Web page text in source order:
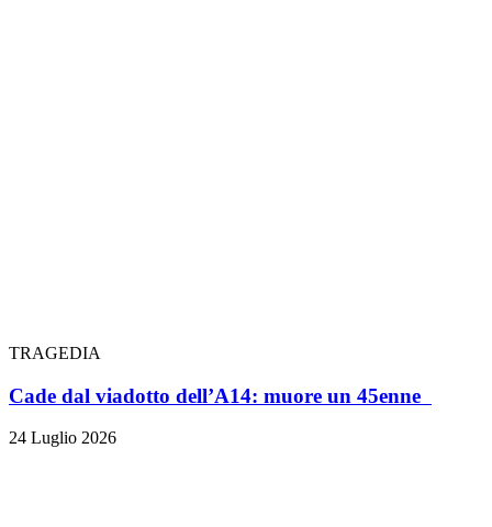
TRAGEDIA
Cade dal viadotto dell’A14: muore un 45enne
24 Luglio 2026